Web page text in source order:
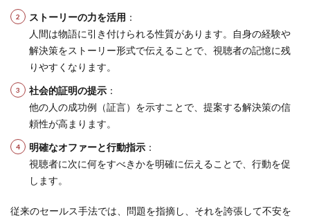
ストーリーの力を活用 ：
人間は物語に引き付けられる性質があります。自身の経験や
解決策をストーリー形式で伝えることで、視聴者の記憶に残
りやすくなります。
社会的証明の提示 ：
他の人の成功例（証言）を示すことで、提案する解決策の信
頼性が高まります。
明確なオファーと行動指示 ：
視聴者に次に何をすべきかを明確に伝えることで、行動を促
します。
従来のセールス手法では、問題を指摘し、それを誇張して不安を